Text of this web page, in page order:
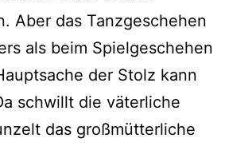
Aber das Tanzgeschehen
als beim Spielgeschehen
der Stolz kann
schwillt die väterliche
das großmütterliche